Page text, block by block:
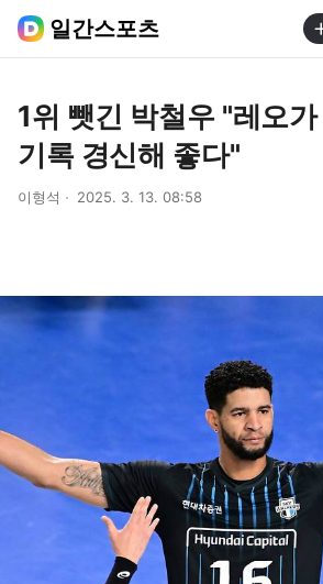
일간스포츠
1위 뺏긴 박철우 "레오
기록 경신해 좋다"
이형석 2025. 3. 13. 08:58